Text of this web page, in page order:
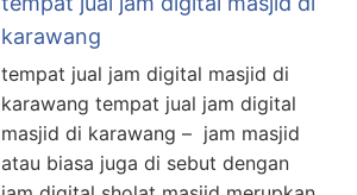
karawang
tempat jual jam digital masjid di
karawang tempat jual jam digital
masjid di karawang – jam masjid
atau biasa juga di sebut dengan